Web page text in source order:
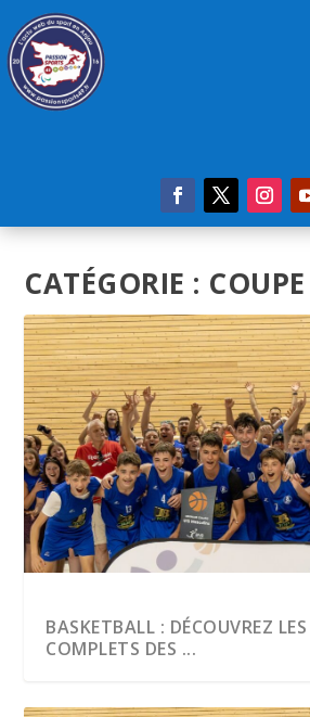
CATÉGORIE : COUPE
BASKETBALL : DÉCOUVREZ
COMPLETS DES ...